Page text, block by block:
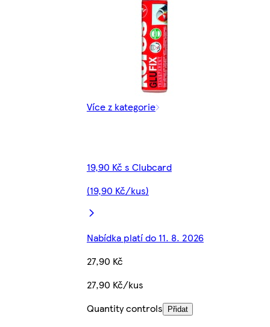
Více z kategorie
19,90 Kč s Clubcard
(19,90 Kč/kus)
Nabídka platí do 11. 8. 2026
27,90 Kč
27,90 Kč/kus
Quantity controls
Přidat